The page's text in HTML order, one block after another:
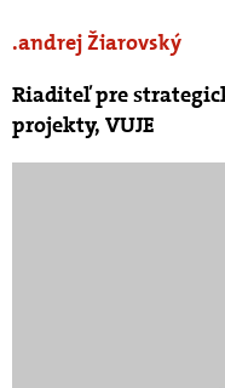
andrej Žiarovský
Riaditeľ pre
projekty, VUJE